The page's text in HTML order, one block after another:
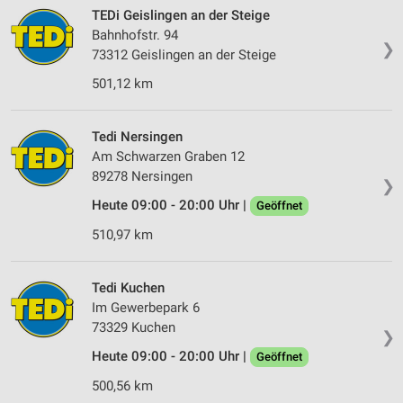
❯
TEDi Geislingen an der Steige
Bahnhofstr. 94
73312 Geislingen an der Steige
501,12 km
❯
Tedi Nersingen
Am Schwarzen Graben 12
89278 Nersingen
Heute 09:00 - 20:00 Uhr |
Geöffnet
510,97 km
❯
Tedi Kuchen
Im Gewerbepark 6
73329 Kuchen
Heute 09:00 - 20:00 Uhr |
Geöffnet
500,56 km
Erstellung von Profilen zur Personalisierung
von Inhalten
Verwendung von Profilen zur Auswahl
Messung der Werbeleistung
Messung der Performance von Inhalten
Analyse von Zielgruppen durch Statistiken oder
Verwendung reduzierter Daten zur Auswahl von
Inhalten
IAB-Besonderheiten:
Verwendung genauer Standortdaten